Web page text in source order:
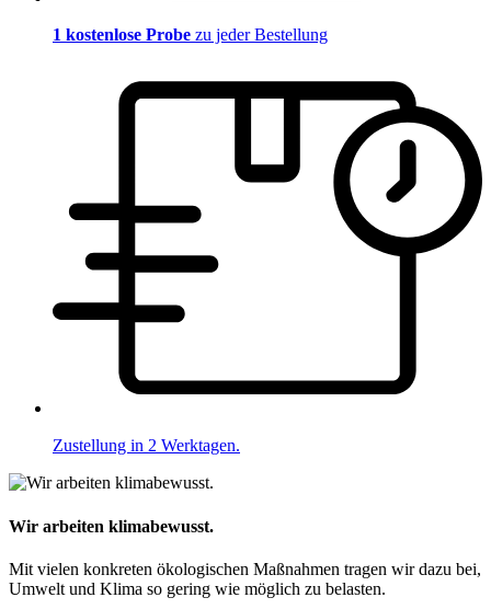
1 kostenlose Probe zu jeder Bestellung
Zustellung in 2 Werktagen.
Wir arbeiten klimabewusst.
Mit vielen konkreten ökologischen Maßnahmen tragen wir dazu bei,
Umwelt und Klima so gering wie möglich zu belasten.